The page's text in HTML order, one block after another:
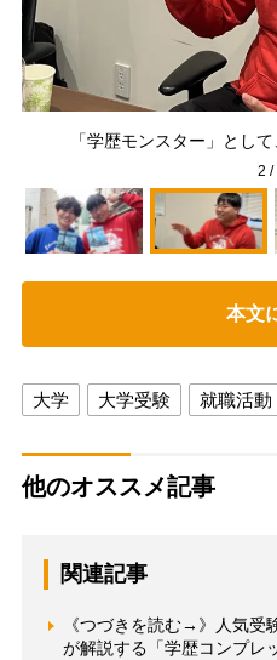
「学歴モンスター」とし
2 /
本文
大学 大学受験 就職活動
他のオススメ記事
関連記事
《つづきを読む→》人気受
が解説する「学歴コンプ